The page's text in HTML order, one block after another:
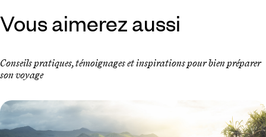
Vous aimerez aussi
Conseils pratiques, témoignages et inspirations pour bien préparer
son voyage